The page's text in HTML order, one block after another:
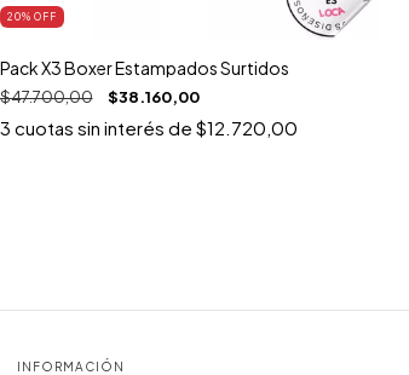
20% OFF
Pack X3 Boxer Estampados Surtidos
$47.700,00 $38.160,00
3 cuotas sin interés de $12.720,00
INFORMACIÓN